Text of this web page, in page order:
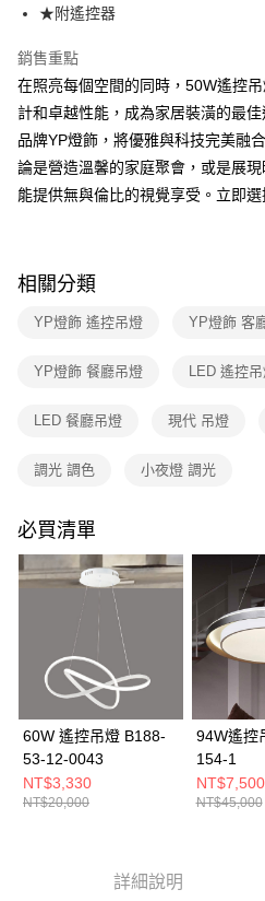
Google Pay
全盈+PAY
AFTEE先享後付
相關說明
【關於「AFTEE先享後付」】
AFTEE先享後付是「在收到商品之後才
便利好安心！
１．簡單：不需註冊會員、不需綁卡、不
【「AFTEE先享後付」結帳流程】
１．於結帳方式選擇「AFTEE先享後付
結帳頁面，進行簡訊認證並確認金額後，
ATM／網路銀行／等多元方式進行付款
購買商品的店家。未經商家同意取消之
是否繳費成功／繳費後需取消欲退款等
【注意事項】
１．透過由恩沛科技股份有限公司提供
易，需依本服務之必要範圍內提供個人
權轉讓予恩沛科技股份有限公司。
２．關於個人資料處理事宜，請瀏覽以
https://aftee.tw/terms/#terms3
３．未成年的使用者請事先徵得法定代
「AFTEE先享後付」，若未經同意申辦
任。
４．使用「AFTEE先享後付」時，將依
時審查核予不同之上限額度；若仍有額
５．嚴禁一人註冊多個帳號或使用他人資
恩沛科技股份有限公司將有權停止該用
每筆NT$180，滿NT$5,000(含以上)
★附遙控器
銷售重點
在照亮每個空間的同時，50W遙控
計和卓越性能，成為家居裝潢的最
品牌YP燈飾，將優雅與科技完美融
論是營造溫馨的家庭聚會，或是展
能提供無與倫比的視覺享受。立即
相關分類
YP燈飾 遙控吊燈 YP燈飾 客
YP燈飾 餐廳吊燈 LED 遙控
LED 餐廳吊燈 現代 吊燈
調光 調色 小夜燈 調光
必買清單
60W 遙控吊燈 B188-
53-12-0043
NT$3,330
NT$20,000
94W遙控
154-1
NT$7,500
NT$45,000
詳細說明